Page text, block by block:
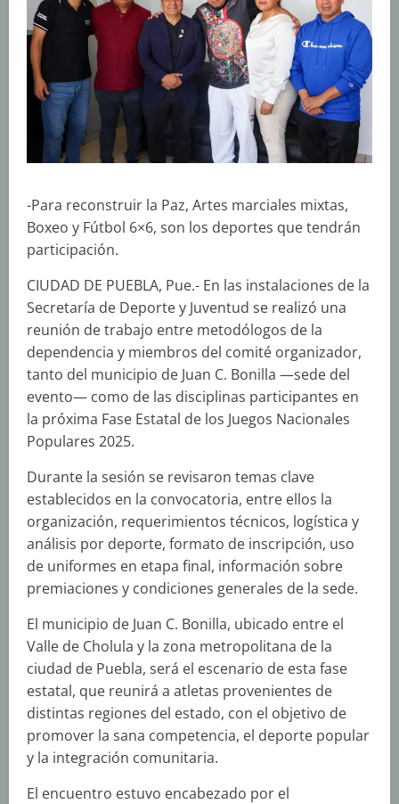
-Para reconstruir la Paz, Artes marciales mixtas,
Boxeo y Fútbol 6×6, son los deportes que tendrán
participación.
CIUDAD DE PUEBLA, Pue.- En las instalaciones de la
Secretaría de Deporte y Juventud se realizó una
reunión de trabajo entre metodólogos de la
dependencia y miembros del comité organizador,
tanto del municipio de Juan C. Bonilla —sede del
evento— como de las disciplinas participantes en
la próxima Fase Estatal de los Juegos Nacionales
Populares 2025.
Durante la sesión se revisaron temas clave
establecidos en la convocatoria, entre ellos la
organización, requerimientos técnicos, logística y
análisis por deporte, formato de inscripción, uso
de uniformes en etapa final, información sobre
premiaciones y condiciones generales de la sede.
El municipio de Juan C. Bonilla, ubicado entre el
Valle de Cholula y la zona metropolitana de la
ciudad de Puebla, será el escenario de esta fase
estatal, que reunirá a atletas provenientes de
distintas regiones del estado, con el objetivo de
promover la sana competencia, el deporte popular
y la integración comunitaria.
El encuentro estuvo encabezado por el